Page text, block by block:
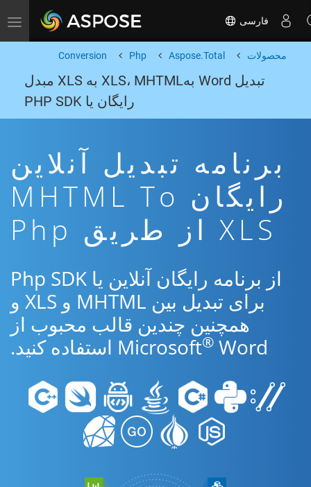
Toggle navigation فارسی
محصولات Aspose.Total
Php
Conversion
تبدیل Word بهXLS، MHTML به XLS مبدل
رایگان یا PHP SDK
برنامه تبدیل آنلاین
رایگان MHTML To
XLS از طریق Php
از برنامه رایگان آنلاین یا Php SDK
برای تبدیل بین MHTML و XLS و
همچنین چندین قالب محبوب از
Microsoft® Word استفاده کنید.